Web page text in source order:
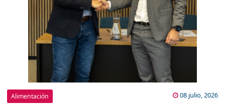
Alimentación 08 julio, 2026